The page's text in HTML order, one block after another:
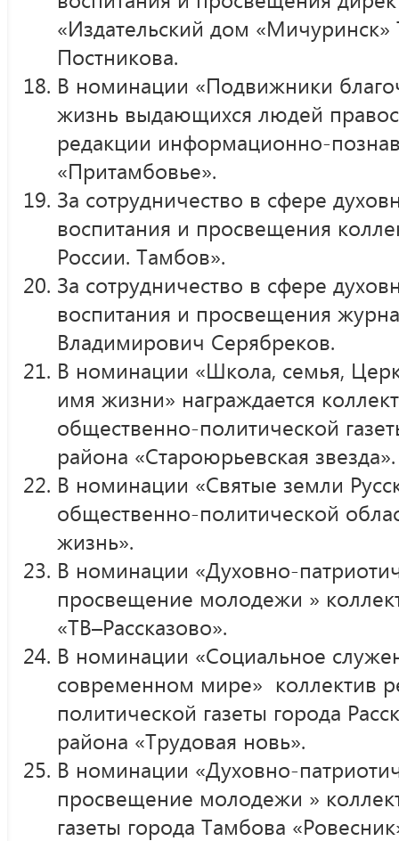
«Издательский дом «Мичуринск»
Постникова.
В номинации «Подвижники
жизнь выдающихся людей
редакции информационно-
«Притамбовье».
За сотрудничество в сфере
воспитания и просвещения
России. Тамбов».
За сотрудничество в сфере
воспитания и просвещения
Владимирович Серябреков.
В номинации «Школа, семья,
имя жизни» награждается
общественно-политической
района «Староюрьевская звезда».
В номинации «Святые земли
общественно-политической
жизнь».
В номинации «Духовно-
просвещение молодежи »
«ТВ–Рассказово».
В номинации «Социальное
современном мире» коллектив
политической газеты города
района «Трудовая новь».
В номинации «Духовно-
просвещение молодежи »
газеты города Тамбова